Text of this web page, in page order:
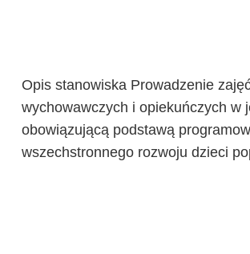
Opis stanowiska Prowadzenie
wychowawczych i opiekuńczych w
obowiązującą podstawą
wszechstronnego rozwoju dzieci